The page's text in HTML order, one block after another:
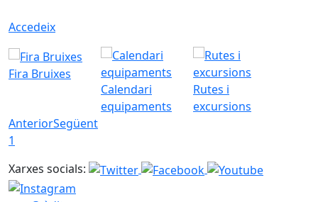
Accedeix
Fira Bruixes
Calendari
equipaments
Rutes i
excursions
AnteriorSegüent
1
Xarxes socials: